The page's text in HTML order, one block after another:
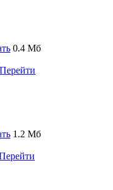
0.4 Мб
1.2 Мб